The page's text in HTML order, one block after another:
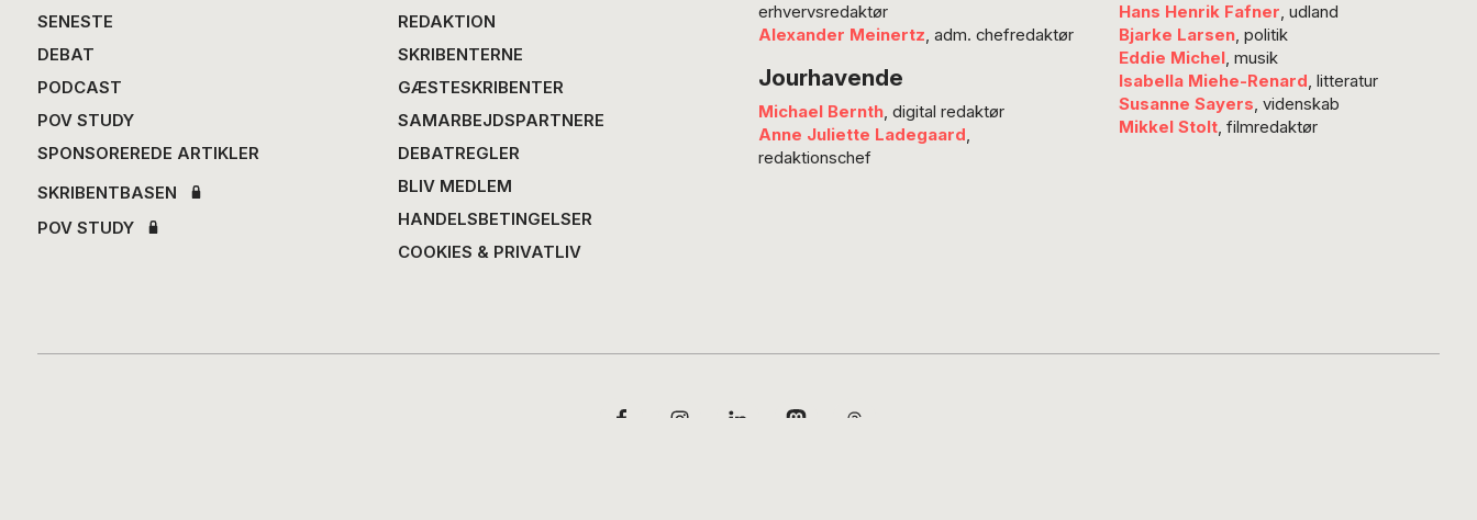
SENESTE
DEBAT
PODCAST
POV STUDY
SPONSOREREDE ARTIKLER
SKRIBENTBASEN
POV STUDY
REDAKTION
SKRIBENTERNE
GÆSTESKRIBENTER
SAMARBEJDSPARTNERE
DEBATREGLER
BLIV MEDLEM
HANDELSBETINGELSER
COOKIES & PRIVATLIV
erhvervsredaktør
Alexander Meinertz, adm. chefredaktør
Jourhavende
Michael Bernth, digital redaktør
Anne Juliette Ladegaard,
redaktionschef
Hans Henrik Fafner, udland
Bjarke Larsen, politik
Eddie Michel, musik
Isabella Miehe-Renard, litteratur
Susanne Sayers, videnskab
Mikkel Stolt, filmredaktør